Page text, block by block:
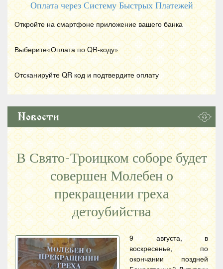
Оплата через Систему Быстрых Платежей
Откройте на смартфоне приложение вашего банка
Выберите«Оплата по QR-коду»
Отсканируйте QR код и подтвердите оплату
Новости
В Свято-Троицком соборе будет
совершен Молебен о
прекращении греха
детоубийства
9 августа, в
воскресенье, по
окончании поздней